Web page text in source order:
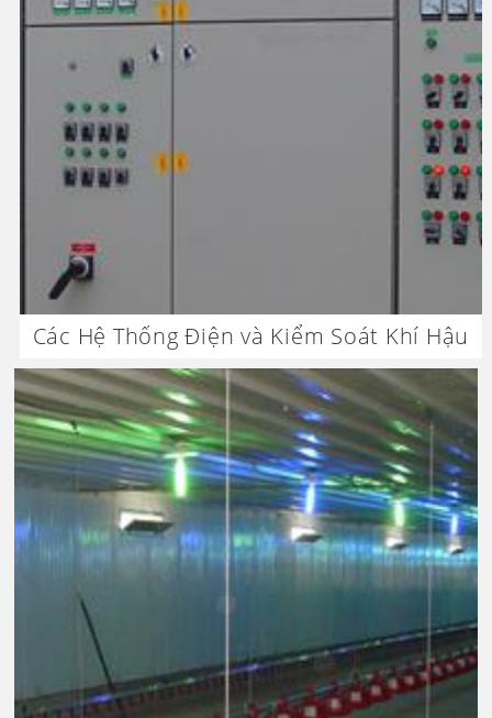
Các Hệ Thống Điện và Kiểm Soát Khí Hậu